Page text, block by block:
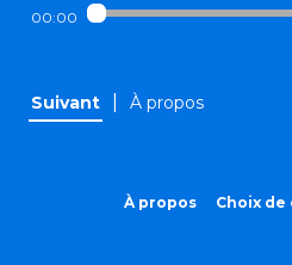
00:00
Suivant À propos
À propos Choix